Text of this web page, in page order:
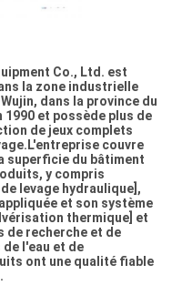
Co., Ltd. est
la zone industrielle
dans la province du
et possède plus de
de jeux complets
couvre
superficie du bâtiment
y compris
levage hydraulique],
et son système
thermique] et
de recherche et de
l'eau et de
ont une qualité fiable